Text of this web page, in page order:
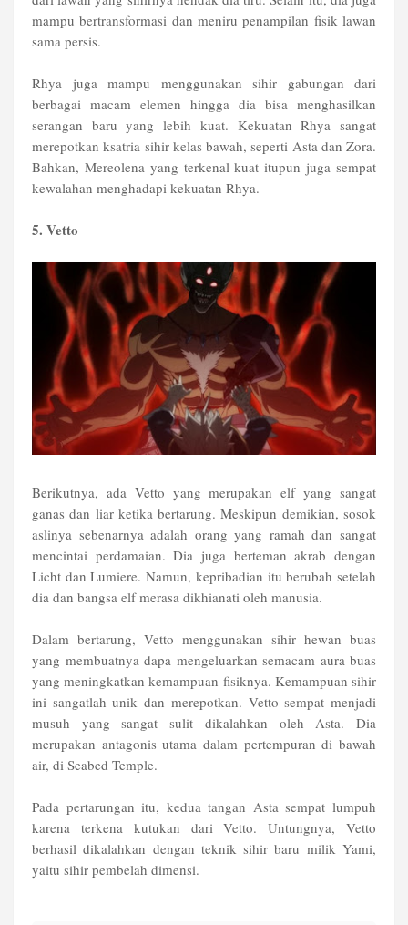
mampu bertransformasi dan meniru penampilan fisik lawan
sama persis.
Rhya juga mampu menggunakan sihir gabungan dari
berbagai macam elemen hingga dia bisa menghasilkan
serangan baru yang lebih kuat. Kekuatan Rhya sangat
merepotkan ksatria sihir kelas bawah, seperti Asta dan Zora.
Bahkan, Mereolena yang terkenal kuat itupun juga sempat
kewalahan menghadapi kekuatan Rhya.
5. Vetto
Berikutnya, ada Vetto yang merupakan elf yang sangat
ganas dan liar ketika bertarung. Meskipun demikian, sosok
aslinya sebenarnya adalah orang yang ramah dan sangat
mencintai perdamaian. Dia juga berteman akrab dengan
Licht dan Lumiere. Namun, kepribadian itu berubah setelah
dia dan bangsa elf merasa dikhianati oleh manusia.
Dalam bertarung, Vetto menggunakan sihir hewan buas
yang membuatnya dapa mengeluarkan semacam aura buas
yang meningkatkan kemampuan fisiknya. Kemampuan sihir
ini sangatlah unik dan merepotkan. Vetto sempat menjadi
musuh yang sangat sulit dikalahkan oleh Asta. Dia
merupakan antagonis utama dalam pertempuran di bawah
air, di Seabed Temple.
Pada pertarungan itu, kedua tangan Asta sempat lumpuh
karena terkena kutukan dari Vetto. Untungnya, Vetto
berhasil dikalahkan dengan teknik sihir baru milik Yami,
yaitu sihir pembelah dimensi.